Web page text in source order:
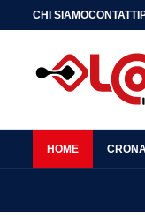
CHI SIAMOCONTATTI
HOME